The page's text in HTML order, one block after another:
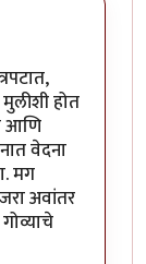
मुलीशी होत
आणि
वेदना
मग
अवांतर